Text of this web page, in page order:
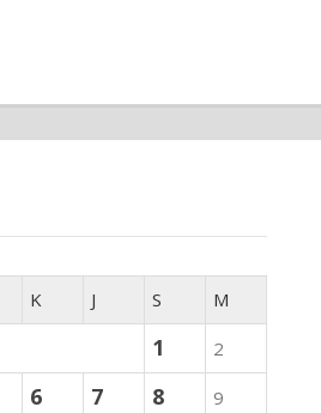
K J S M
1 2
6 7 8
9